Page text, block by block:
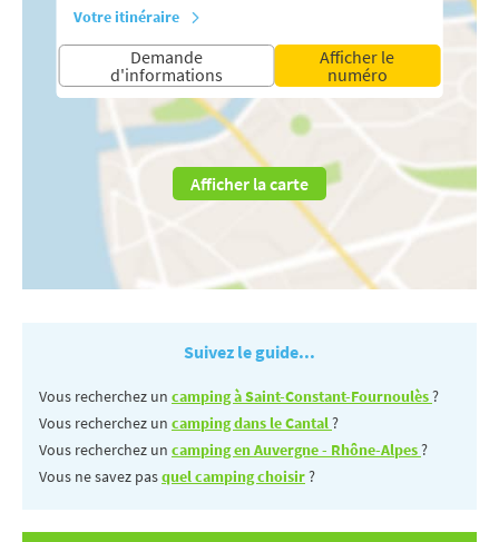
Votre itinéraire
Demande
d'informations
Afficher le
numéro
Afficher la carte
Suivez le guide...
Vous recherchez un camping à Saint-Constant-Fournoulès?
Vous recherchez un camping dans le Cantal?
Vous recherchez un camping en Auvergne - Rhône-Alpes?
Vous ne savez pasquel camping choisir?